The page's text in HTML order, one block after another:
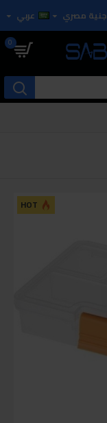
جنية مصري عربي
0
HOT